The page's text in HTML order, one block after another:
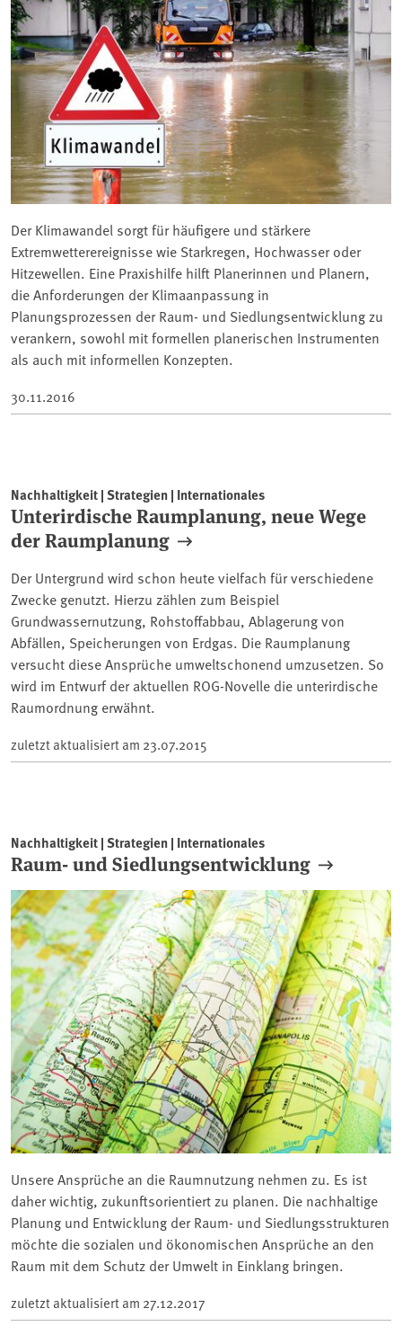
Der Klimawandel sorgt für häufigere und stärkere
Extremwetterereignisse wie Starkregen, Hochwasser oder
Hitzewellen. Eine Praxishilfe hilft Planerinnen und Planern,
die Anforderungen der Klimaanpassung in
Planungsprozessen der Raum- und Siedlungsentwicklung zu
verankern, sowohl mit formellen planerischen Instrumenten
als auch mit informellen Konzepten.
30.11.2016
Nachhaltigkeit | Strategien | Internationales
Unterirdische Raumplanung, neue Wege
der Raumplanung
Der Untergrund wird schon heute vielfach für verschiedene
Zwecke genutzt. Hierzu zählen zum Beispiel
Grundwassernutzung, Rohstoffabbau, Ablagerung von
Abfällen, Speicherungen von Erdgas. Die Raumplanung
versucht diese Ansprüche umweltschonend umzusetzen. So
wird im Entwurf der aktuellen ROG-Novelle die unterirdische
Raumordnung erwähnt.
zuletzt aktualisiert am 23.07.2015
Nachhaltigkeit | Strategien | Internationales
Raum- und Siedlungsentwicklung
Unsere Ansprüche an die Raumnutzung nehmen zu. Es ist
daher wichtig, zukunftsorientiert zu planen. Die nachhaltige
Planung und Entwicklung der Raum- und Siedlungsstrukturen
möchte die sozialen und ökonomischen Ansprüche an den
Raum mit dem Schutz der Umwelt in Einklang bringen.
zuletzt aktualisiert am 27.12.2017